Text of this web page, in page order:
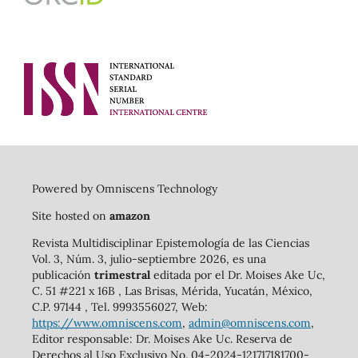
Powered by Omniscens Technology
Site hosted on amazon
Revista Multidisciplinar Epistemología de las Ciencias
Vol. 3, Núm. 3, julio-septiembre 2026, es una
publicación trimestraleditada por el Dr. Moises Ake Uc,
C. 51 #221 x 16B , Las Brisas, Mérida, Yucatán, México,
C.P. 97144 , Tel. 9993556027, Web:
https://www.omniscens.com, admin@omniscens.com,
Editor responsable: Dr. Moises Ake Uc. Reserva de
Derechos al Uso Exclusivo No. 04-2024-121717181700-